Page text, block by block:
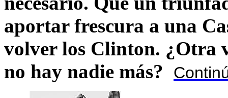
aportar frescura a una
volver los Clinton. ¿Otra
no hay nadie más?